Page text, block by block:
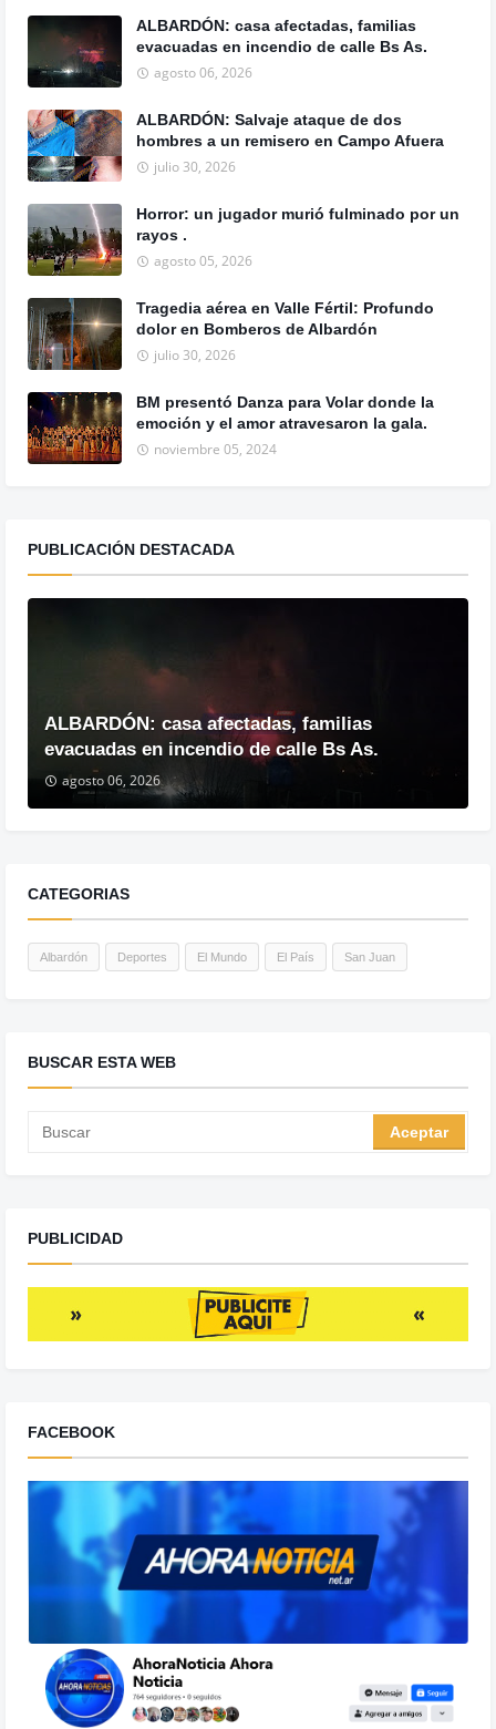
ALBARDÓN: casa afectadas, familias
evacuadas en incendio de calle Bs As.
agosto 06, 2026
ALBARDÓN: Salvaje ataque de dos
hombres a un remisero en Campo Afuera
julio 30, 2026
Horror: un jugador murió fulminado por un
rayos .
agosto 05, 2026
Tragedia aérea en Valle Fértil: Profundo
dolor en Bomberos de Albardón
julio 30, 2026
BM presentó Danza para Volar donde la
emoción y el amor atravesaron la gala.
noviembre 05, 2024
PUBLICACIÓN DESTACADA
ALBARDÓN: casa afectadas, familias
evacuadas en incendio de calle Bs As.
agosto 06, 2026
CATEGORIAS
Albardón Deportes El Mundo El País San Juan
BUSCAR ESTA WEB
PUBLICIDAD
FACEBOOK